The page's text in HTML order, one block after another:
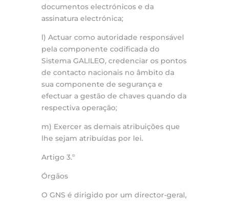
documentos electrónicos e da
assinatura electrónica;
l) Actuar como autoridade responsável
pela componente codificada do
Sistema GALILEO, credenciar os pontos
de contacto nacionais no âmbito da
sua componente de segurança e
efectuar a gestão de chaves quando da
respectiva operação;
m) Exercer as demais atribuições que
lhe sejam atribuídas por lei.
Artigo 3.º
Órgãos
O GNS é dirigido por um director-geral,